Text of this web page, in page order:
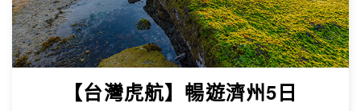
【台灣虎航】暢遊濟州5日